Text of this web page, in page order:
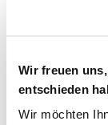
Wir freuen
entschieden
Wir möchten
-29